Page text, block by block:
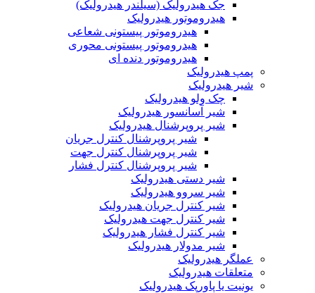
جک هیدرولیک (سیلندر هیدرولیک)
هیدروموتور هیدرولیک
هیدروموتور پیستونی شعاعی
هیدروموتور پیستونی محوری
هیدروموتور دنده ای
پمپ هیدرولیک
شیر هیدرولیک
چک ولو هیدرولیک
شیر آسانسور هیدرولیک
شیر پروپرشنال هیدرولیک
شیر پروپرشنال کنترل جریان
شیر پروپرشنال کنترل جهت
شیر پروپرشنال کنترل فشار
شیر دستی هیدرولیک
شیر سروو هیدرولیک
شیر کنترل جریان هیدرولیک
شیر کنترل جهت هیدرولیک
شیر کنترل فشار هیدرولیک
شیر مدولار هیدرولیک
عملگر هیدرولیک
متعلقات هیدرولیک
یونیت یا پاورپک هیدرولیک